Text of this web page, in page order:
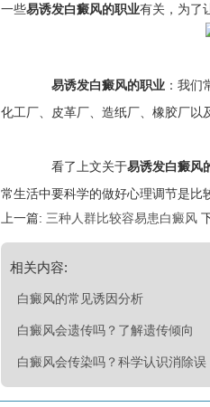
一些易诱发白癜风的职业有关，为了
易诱发白癜风的职业 ：我
化工厂、皮革厂、造纸厂、橡胶厂以
看了上文关于易诱发白癜风
常生活中要科学的做好心理调节是比
上一篇: 三种人群比较容易患白癜风
相关内容:
白癜风的常见诱因分析
白癜风会遗传吗？了解遗传倾向
白癜风会传染吗？科学认识消除误